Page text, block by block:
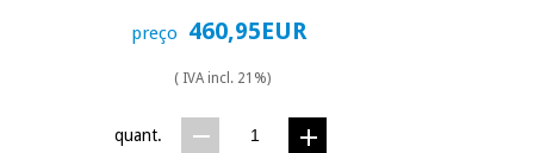
preço 460,95EUR
( IVA incl. 21%)
quant.